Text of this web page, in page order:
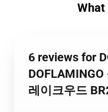
What
6 reviews for
레이크우드